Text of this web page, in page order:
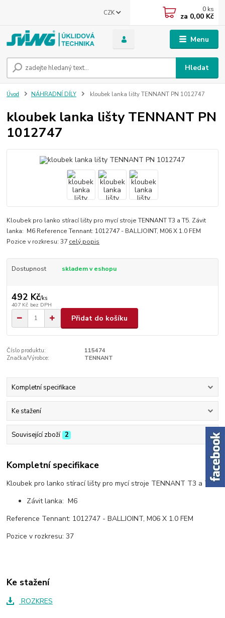
Menu
CZK
Hledat
0 ks
za 0,00 Kč
Úvod NÁHRADNÍ DÍLY kloubek lanka lišty TENNANT PN 1012747
kloubek lanka lišty TENNANT PN
1012747
Kloubek pro lanko stírací lišty pro mycí stroje TENNANT T3 a T5. Závit
lanka: M6 Reference Tennant: 1012747 - BALLJOINT, M06 X 1.0 FEM
Pozice v rozkresu: 37 celý popis
Dostupnost skladem v eshopu
492 Kč/ks
407 Kč bez DPH
Přidat do košíku
Číslo produktu:
115474
Značka/Výrobce:
TENNANT
Kompletní specifikace
Ke stažení
Související zboží 2
Kompletní specifikace
Kloubek pro lanko stírací lišty pro mycí stroje TENNANT T3 a T5.
Závit lanka: M6
Reference Tennant: 1012747 - BALLJOINT, M06 X 1.0 FEM
Pozice v rozkresu: 37
Ke stažení
ROZKRES